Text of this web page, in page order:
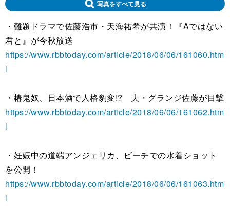
写真をすべて見る
・難題ドラマで佐藤浩市・天海祐希が共演！『Aではない
君と』が今秋放送
https://www.rbbtoday.com/article/2018/06/06/161060.htm
l
・椿鬼奴、日本酒で人格豹変!? 夫・グランジ佐藤が目撃
https://www.rbbtoday.com/article/2018/06/06/161062.htm
l
・妊娠中の道端アンジェリカ、ビーチでの水着ショット
を公開！
https://www.rbbtoday.com/article/2018/06/06/161063.htm
l